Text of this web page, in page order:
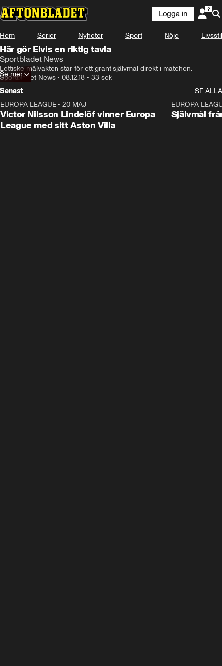
Logga in
Hem Serier Nyheter Sport Nöje Livsstil
Här gör Elvis en riktig tavla
Sportbladet News
Lettiske målvakten står för ett grant självmål direkt i matchen.
Sportbladet News • 08.12.18 • 33 sek
Se mer
Senast
SE ALLA
EUROPA LEAGUE • 20 MAJ
Victor Nilsson Lindelöf vinner Europa
League med sitt Aston Villa
EUROPA
Självmål